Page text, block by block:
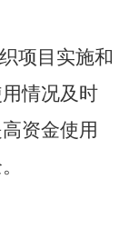
项目实施和
情况及时
资金使用